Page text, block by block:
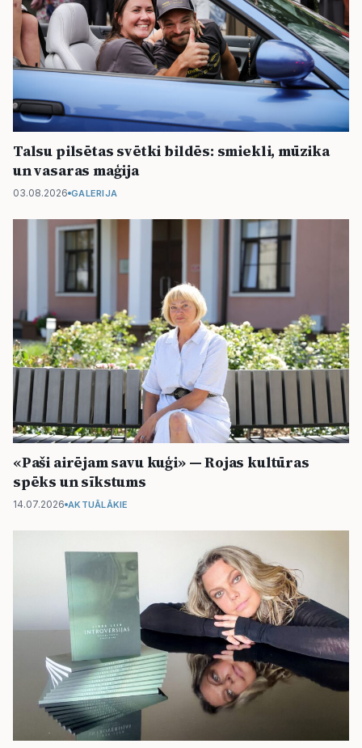
Talsu pilsētas svētki bildēs: smiekli, mūzika
un vasaras maģija
03.08.2026 GALERIJA
«Paši airējam savu kuģi» — Rojas kultūras
spēks un sīkstums
14.07.2026 AKTUĀLĀKIE